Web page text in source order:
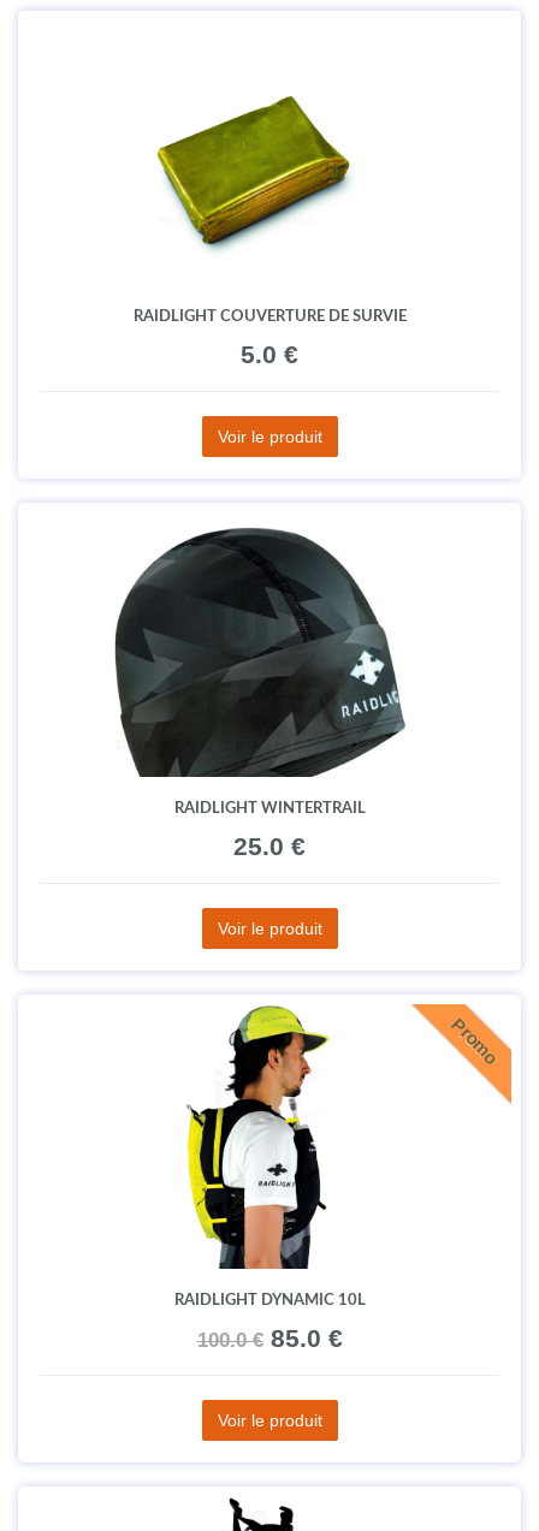
RAIDLIGHT COUVERTURE DE SURVIE
5.0 €
Voir le produit
RAIDLIGHT WINTERTRAIL
25.0 €
Voir le produit
Promo
RAIDLIGHT DYNAMIC 10L
100.0 €85.0 €
Voir le produit